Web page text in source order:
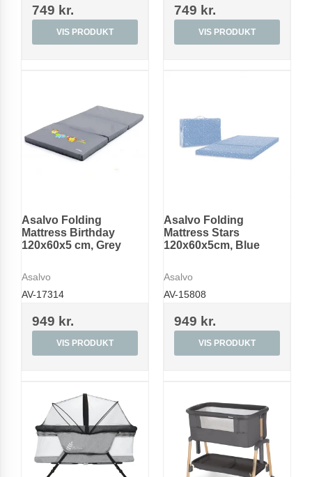
749 kr.
VIS PRODUKT
749 kr.
VIS PRODUKT
Asalvo Folding
Mattress Birthday
120x60x5 cm, Grey
Asalvo
AV-17314
949 kr.
VIS PRODUKT
Asalvo Folding
Mattress Stars
120x60x5cm, Blue
Asalvo
AV-15808
949 kr.
VIS PRODUKT